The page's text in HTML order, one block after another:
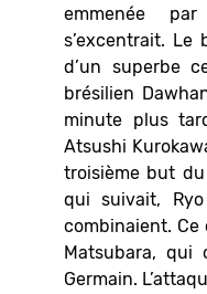
emmenée
s’excentrait. Le
d’un superbe
brésilien
minute plus
Atsushi
troisième but du
qui suivait,
combinaient. Ce
Matsubara,
Germain.